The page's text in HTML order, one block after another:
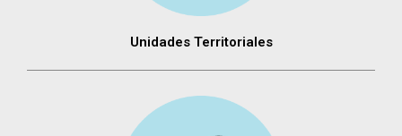
Unidades Territoriales